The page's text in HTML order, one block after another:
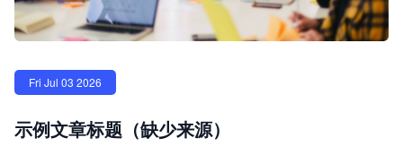
Fri Jul 03 2026
示例文章标题（缺少来源）